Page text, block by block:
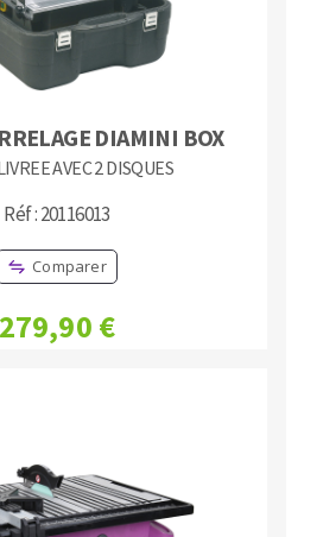
DIAMINI BOX
AVEC 2 DISQUES
Réf : 20116013
Comparer
279,90 €